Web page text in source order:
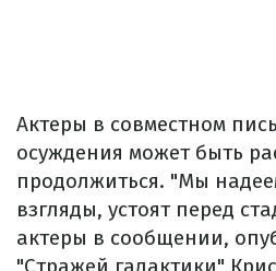
Актеры в совместном
осуждения может быть
продолжиться. "Мы
взгляды, устоят перед
актеры в сообщении,